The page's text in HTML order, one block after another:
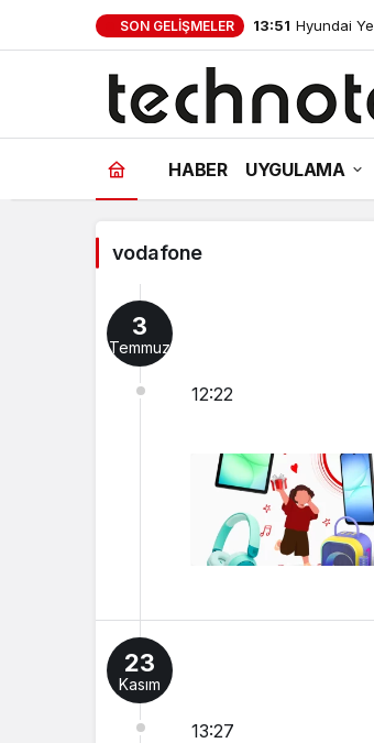
SON GELIŞMELER 13:51 Hyundai
vodafone
Haberleri
HABER UYGULAMA
vodafone
3
Temmuz
12:22
23
Kasım
13:27